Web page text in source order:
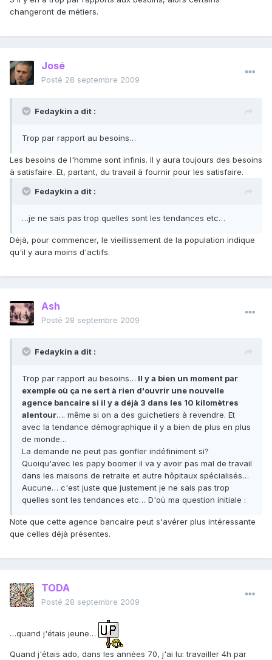
changeront de métiers.
José
Posté 28 septembre 2009
Fedaykin a dit :
Trop par rapport au besoins…
Les besoins de l'homme sont infinis. Il y aura toujours des besoins
à satisfaire. Et, partant, du travail à fournir pour les satisfaire.
Fedaykin a dit :
…je ne sais pas trop quelles sont les tendances etc…
Déjà, pour commencer, le vieillissement de la population indique
qu'il y aura moins d'actifs.
Ash
Posté 28 septembre 2009
Fedaykin a dit :
Trop par rapport au besoins… Il y a bien un moment par
exemple où ça ne sert à rien d'ouvrir une nouvelle
agence bancaire si il y a déjà 3 dans les 10 kilomètres
alentour…. même si on a des guichetiers à revendre. Et
avec la tendance démographique il y a bien de plus en plus
de monde…
La demande ne peut pas gonfler indéfiniment si?
Quoiqu'avec les papy boomer il va y avoir pas mal de travail
dans les maisons de retraite et autre hôpitaux spécialisés…
Aucune… c'est juste que justement je ne sais pas trop
quelles sont les tendances etc… D'où ma question initiale :
Note que cette agence bancaire peut s'avérer plus intéressante
que celles déjà présentes.
TODA
Posté 28 septembre 2009
…quand j'étais jeune…
Quand j'étais ado, dans les années 70, j'ai lu: travailler 4h par